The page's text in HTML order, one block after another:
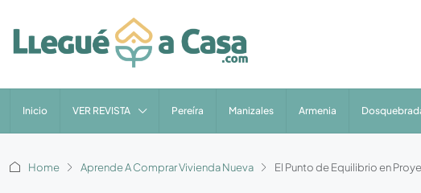
Inicio VER REVISTA Pereíra Manizales Armenia
Home Aprende A Comprar Vivienda Nueva El Punto de Equilibrio en